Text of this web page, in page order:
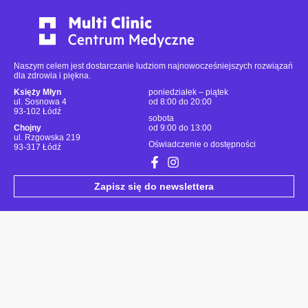
Naszym celem jest dostarczanie ludziom najnowocześniejszych rozwiązań
dla zdrowia i piękna.
Księży Młyn
ul. Sosnowa 4
93-102 Łódź
Chojny
ul. Rzgowska 219
93-317 Łódź
poniedziałek – piątek
od 8:00 do 20:00
sobota
od 9:00 do 13:00
Oświadczenie o dostępności
Zapisz się do newslettera